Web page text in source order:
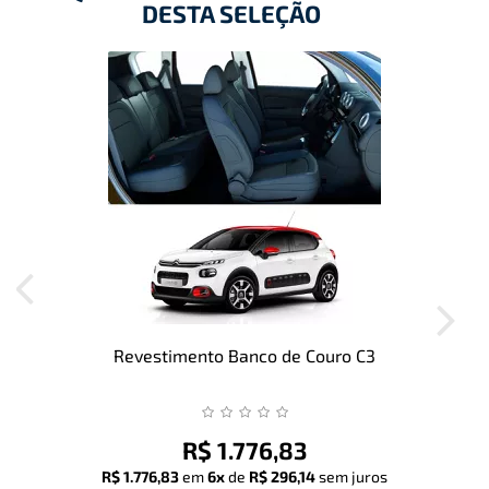
DESTA SELEÇÃO
Revestimento Banco de Couro C3
R$ 1.776,83
R$ 1.776,83em6xde R$ 296,14sem juros